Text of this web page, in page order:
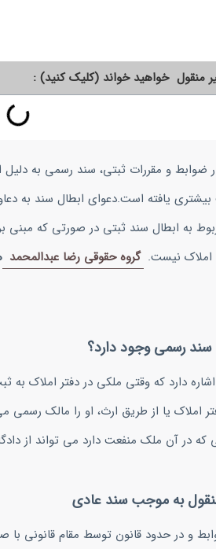
منقول خواهید خواند (کلیک کنید) :
ضوابط و مقررات ثبتی، سند رسمی به
یافته است.دعوای ابطال سند به
به ابطال سند ثبتی در صورتی که
گروه حقوقی رضا عبدالمحمد
سند رسمی وجود دارد؟
اشاره دارد که وقتی ملکی در دفتر
املاک یا از طریق ارث، او را مالک
در آن ملک منفعت دارد می تواند از
به موجب سند عادی
و در حدود قانون توسط مقام قانونی